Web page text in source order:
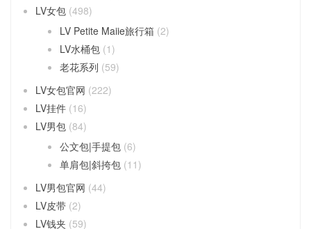
LV女包 (498)
LV Petite Maiie旅行箱 (2)
LV水桶包 (1)
老花系列 (59)
LV女包官网 (222)
LV挂件 (16)
LV男包 (84)
公文包|手提包 (6)
单肩包|斜挎包 (11)
LV男包官网 (44)
LV皮带 (2)
LV钱夹 (59)